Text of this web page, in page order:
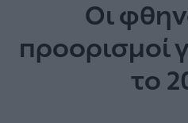
Οι
προορισμοί
το